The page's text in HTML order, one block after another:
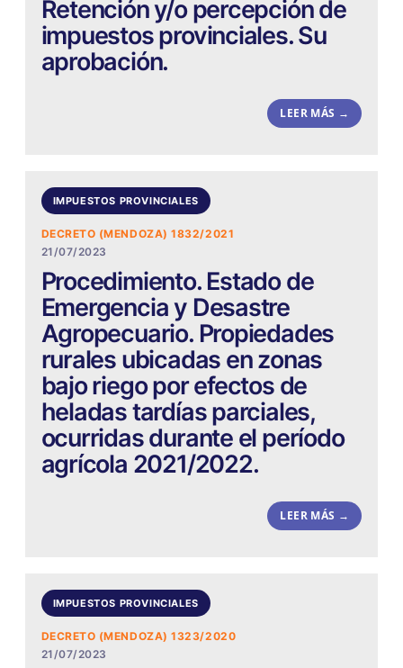
Retención y/o percepción de
impuestos provinciales. Su
aprobación.
LEER MÁS →
IMPUESTOS PROVINCIALES
DECRETO (MENDOZA) 1832/2021
21/07/2023
Procedimiento. Estado de
Emergencia y Desastre
Agropecuario. Propiedades
rurales ubicadas en zonas
bajo riego por efectos de
heladas tardías parciales,
ocurridas durante el período
agrícola 2021/2022.
LEER MÁS →
IMPUESTOS PROVINCIALES
DECRETO (MENDOZA) 1323/2020
21/07/2023